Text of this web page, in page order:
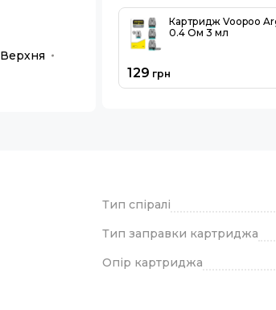
Верхня
Картридж Voopoo
0.4 Ом 3 мл
129 грн
Тип спіралі
Тип заправки картриджа
Опір картриджа